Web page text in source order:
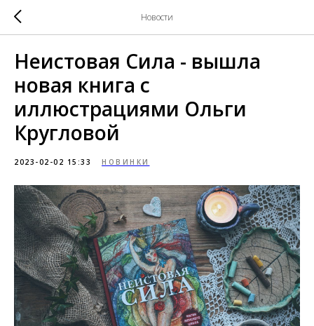
Новости
Неистовая Сила - вышла
новая книга с
иллюстрациями Ольги
Кругловой
2023-02-02 15:33 НОВИНКИ